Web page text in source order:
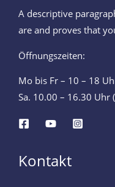
A descriptive
are and proves that
Öffnungszeiten:
Mo bis Fr – 10 – 18
Sa. 10.00 – 16.30 Uhr
Kontakt